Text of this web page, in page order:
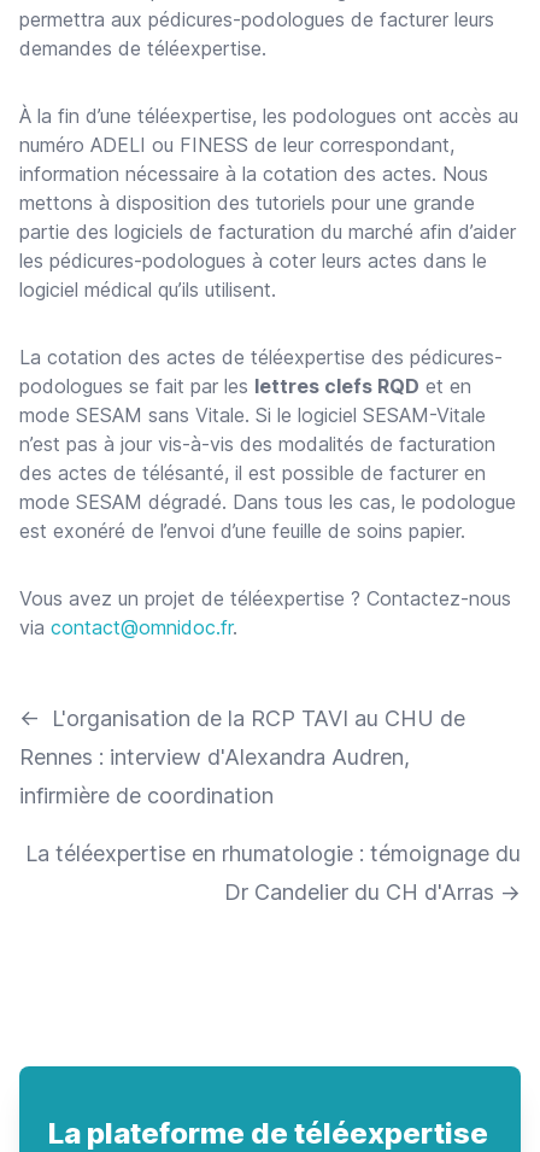
permettra aux pédicures-podologues de facturer leurs
demandes de téléexpertise.
À la fin d’une téléexpertise, les podologues ont accès au
numéro ADELI ou FINESS de leur correspondant,
information nécessaire à la cotation des actes. Nous
mettons à disposition des tutoriels pour une grande
partie des logiciels de facturation du marché afin d’aider
les pédicures-podologues à coter leurs actes dans le
logiciel médical qu’ils utilisent.
La cotation des actes de téléexpertise des pédicures-
podologues se fait par les lettres clefs RQD et en
mode SESAM sans Vitale. Si le logiciel SESAM-Vitale
n’est pas à jour vis-à-vis des modalités de facturation
des actes de télésanté, il est possible de facturer en
mode SESAM dégradé. Dans tous les cas, le podologue
est exonéré de l’envoi d’une feuille de soins papier.
Vous avez un projet de téléexpertise ? Contactez-nous
via contact@omnidoc.fr.
←
L'organisation de la RCP TAVI au CHU de
Rennes : interview d'Alexandra Audren,
infirmière de coordination
La téléexpertise en rhumatologie : témoignage du
Dr Candelier du CH d'Arras →
La plateforme de téléexpertise